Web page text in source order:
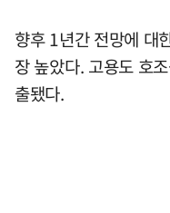
향후 1년간 전망에 대
장 높았다. 고용도 호
출됐다.